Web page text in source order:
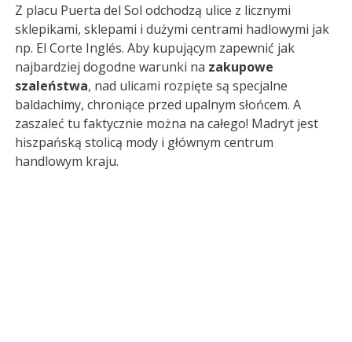
Z placu Puerta del Sol odchodzą ulice z licznymi
sklepikami, sklepami i dużymi centrami hadlowymi jak
np. El Corte Inglés. Aby kupującym zapewnić jak
najbardziej dogodne warunki na zakupowe
szaleństwa, nad ulicami rozpięte są specjalne
baldachimy, chroniące przed upalnym słońcem. A
zaszaleć tu faktycznie można na całego! Madryt jest
hiszpańską stolicą mody i głównym centrum
handlowym kraju.